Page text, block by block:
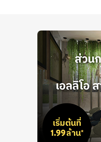
ข้ามแม่น้ำเจ้าพระยามา
อาทิตย์ที่เป็นแหล่งรวมร้
ถนนข้าวสารแหล่งท่องเ
อาหาร ผับ บาร์ โดยขับร
นาทีเท่านั้นเอง
ปิ่นเกล้า-จรัญสนิทวงศ์ยั